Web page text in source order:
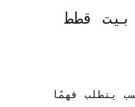
قطط
يتطلب فهمًا